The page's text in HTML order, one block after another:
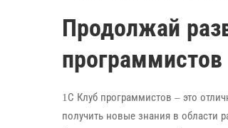
Продолжай
программистов
1С Клуб программистов – это
получить новые знания в области